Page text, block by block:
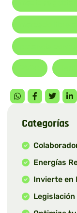
Categorías
Energías
Invierte en
Legislación